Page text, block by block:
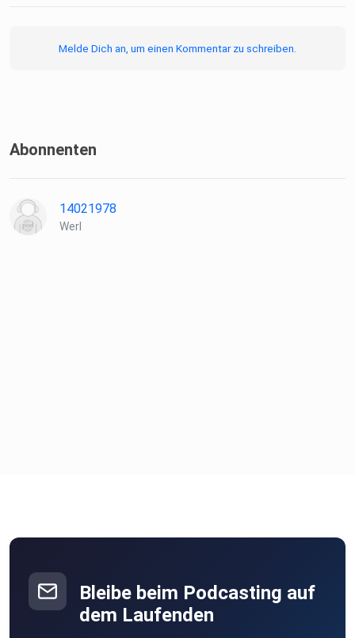
Melde Dich an, um einen Kommentar zu schreiben.
Abonnenten
14021978
Werl
Bleibe beim Podcasting auf
dem Laufenden